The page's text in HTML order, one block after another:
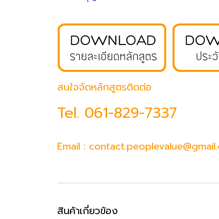
สนใจจัดหลักสูตรติดต่อ
Tel. 061-829-7337
Email :
สินค้าเกี่ยวข้อง